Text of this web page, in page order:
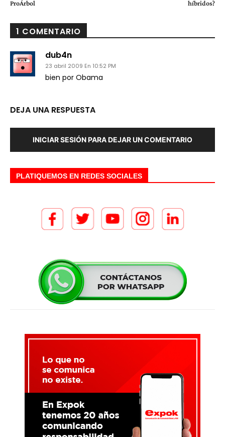
ProÁrbol híbridos?
1 COMENTARIO
dub4n
23 abril 2009 En 10:52 PM
bien por Obama
DEJA UNA RESPUESTA
INICIAR SESIÓN PARA DEJAR UN COMENTARIO
PLATIQUEMOS EN REDES SOCIALES